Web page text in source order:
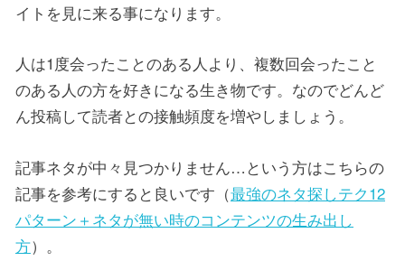
イトを見に来る事になります。
人は1度会ったことのある人より、複数回会ったこと
のある人の方を好きになる生き物です。なのでどんど
ん投稿して読者との接触頻度を増やしましょう。
記事ネタが中々見つかりません…という方はこちらの
記事を参考にすると良いです（最強のネタ探しテク12
パターン＋ネタが無い時のコンテンツの生み出し
方）。